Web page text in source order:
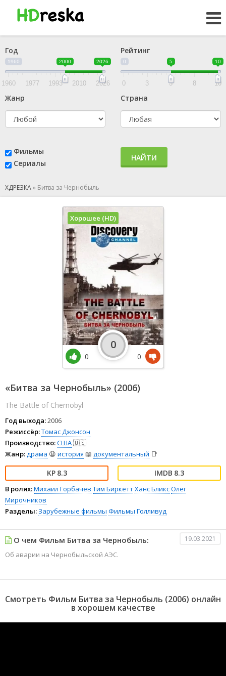
Год
1960 2000 2026
1960 1977 1993 2010 2026
Рейтинг
0 5 10
0 3 5 8 10
Жанр Страна
Фильмы
Сериалы
НАЙТИ
ХДРЕЗКА» Битва за Чернобыль
«Битва за Чернобыль» (2006)
The Battle of Chernobyl
Год выхода:2006
Режиссёр:Томас Джонсон
Производство:США🇺🇸
Жанр:драма 😫 история 📖 документальный 📑
8.3 8.3
В ролях:Михаил Горбачев Тим БиркеттХанс БликсОлег
Мирочников
Разделы: Зарубежные фильмы Фильмы Голливуд
Хорошее (HD)
0
0
0
О чем Фильм Битва за Чернобыль: 19.03.2021
Об аварии на Чернобыльской АЭС.
Смотреть Фильм Битва за Чернобыль (2006) онлайн
в хорошем качестве